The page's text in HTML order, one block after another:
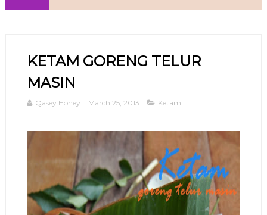
KETAM GORENG TELUR
MASIN
Qasey Honey March 25, 2013 Ketam